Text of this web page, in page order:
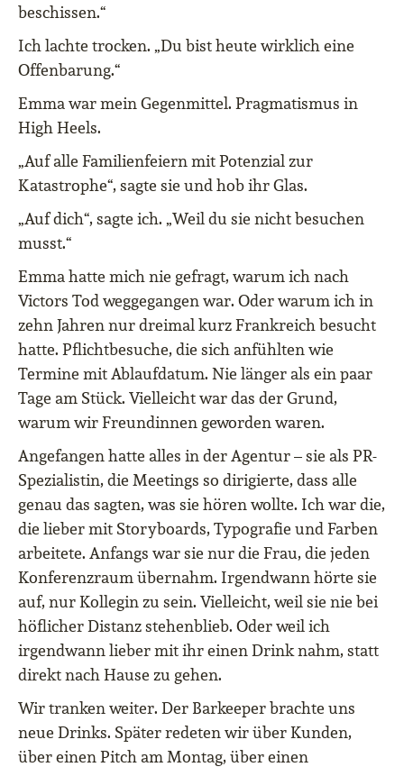
beschissen.“
Ich lachte trocken. „Du bist heute wirklich eine
Offenbarung.“
Emma war mein Gegenmittel. Pragmatismus in
High Heels.
„Auf alle Familienfeiern mit Potenzial zur
Katastrophe“, sagte sie und hob ihr Glas.
„Auf dich“, sagte ich. „Weil du sie nicht besuchen
musst.“
Emma hatte mich nie gefragt, warum ich nach
Victors Tod weggegangen war. Oder warum ich in
zehn Jahren nur dreimal kurz Frankreich besucht
hatte. Pflichtbesuche, die sich anfühlten wie
Termine mit Ablaufdatum. Nie länger als ein paar
Tage am Stück. Vielleicht war das der Grund,
warum wir Freundinnen geworden waren.
Angefangen hatte alles in der Agentur – sie als PR-
Spezialistin, die Meetings so dirigierte, dass alle
genau das sagten, was sie hören wollte. Ich war die,
die lieber mit Storyboards, Typografie und Farben
arbeitete. Anfangs war sie nur die Frau, die jeden
Konferenzraum übernahm. Irgendwann hörte sie
auf, nur Kollegin zu sein. Vielleicht, weil sie nie bei
höflicher Distanz stehenblieb. Oder weil ich
irgendwann lieber mit ihr einen Drink nahm, statt
direkt nach Hause zu gehen.
Wir tranken weiter. Der Barkeeper brachte uns
neue Drinks. Später redeten wir über Kunden,
über einen Pitch am Montag, über einen